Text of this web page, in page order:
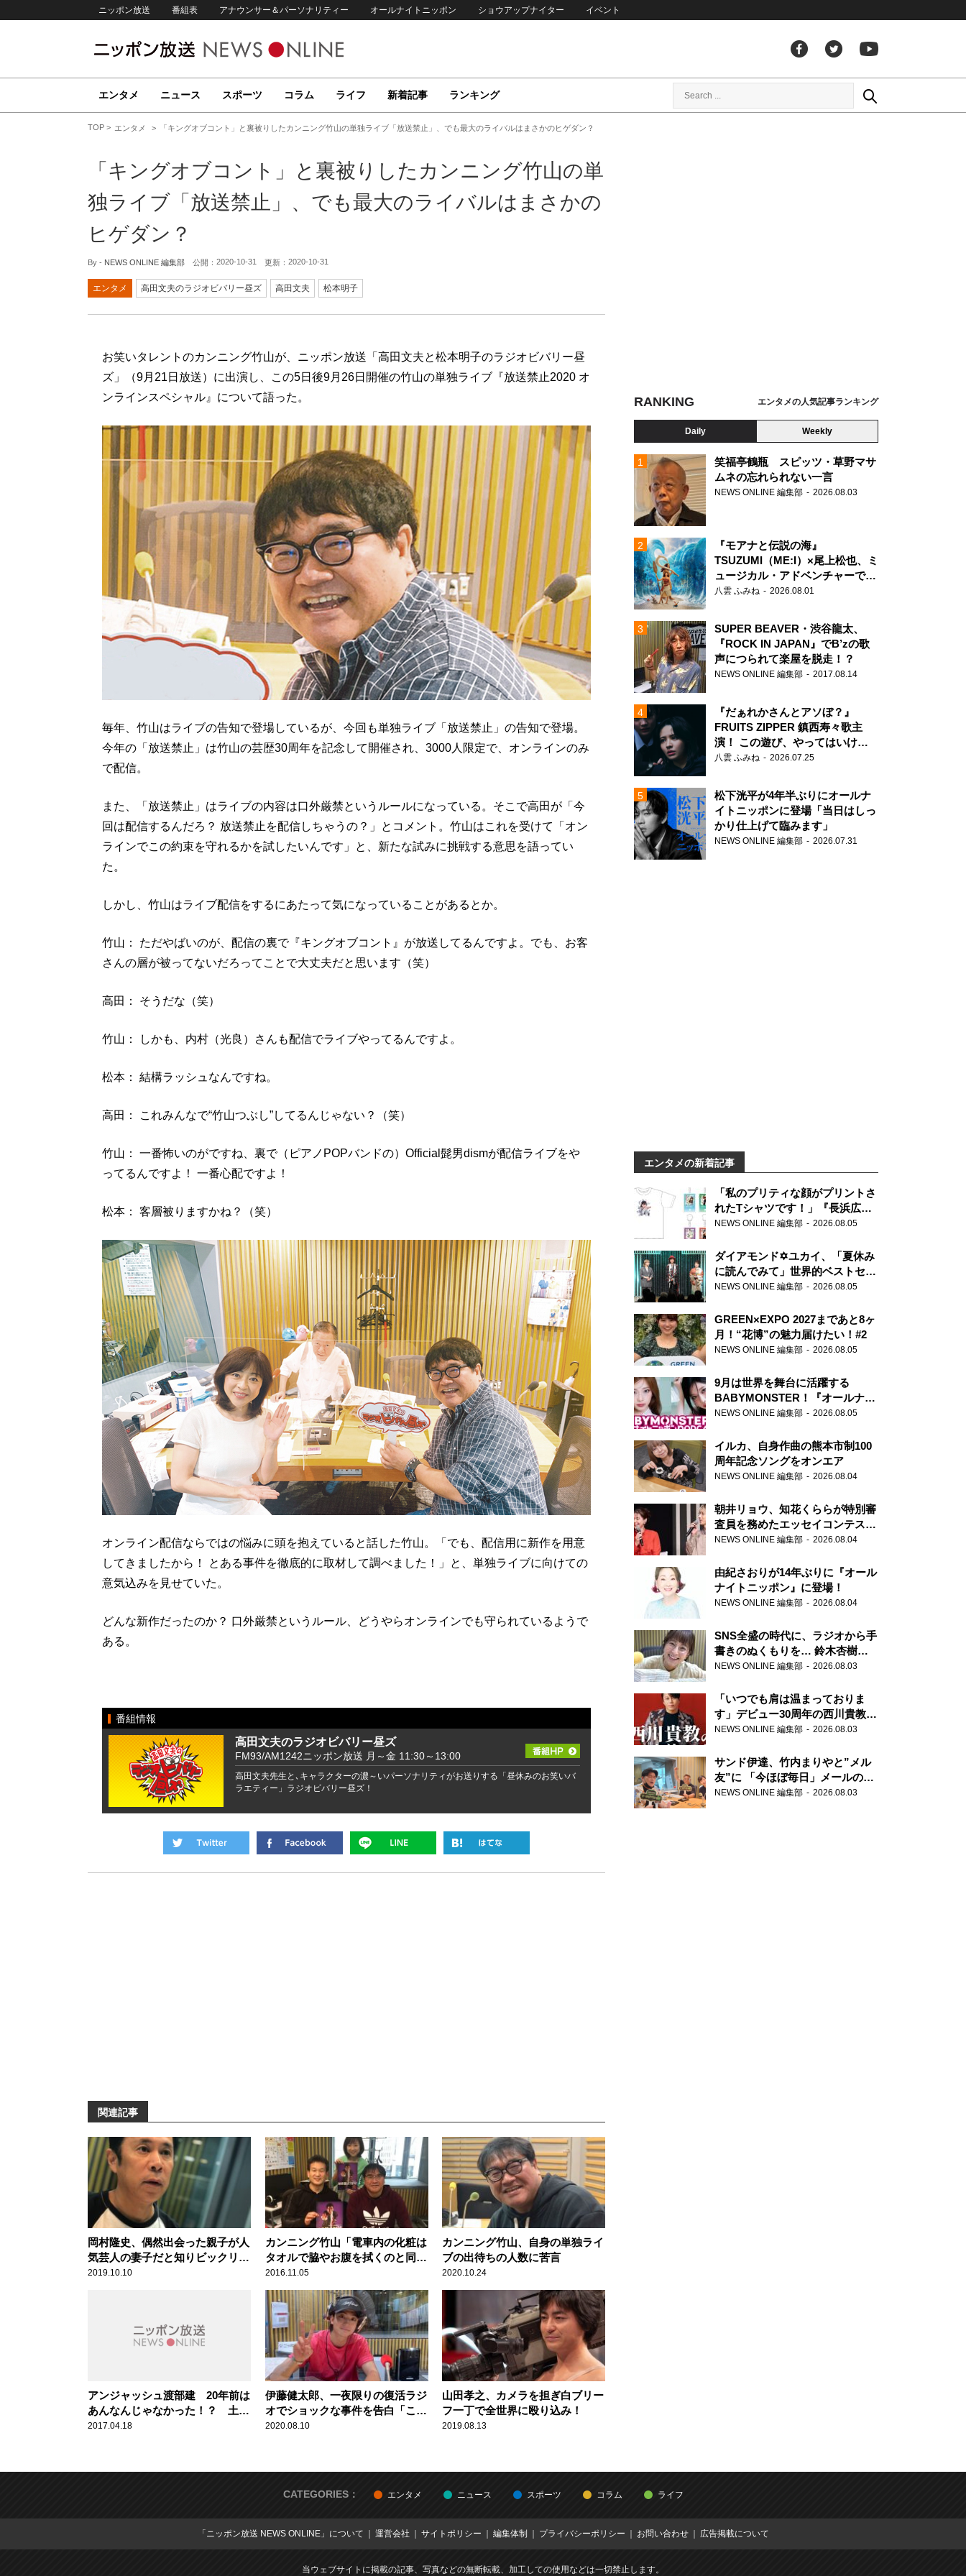
ニッポン放送 番組表 アナウンサー＆パーソナリティー オールナイトニッポン ショウアップナイター イベント
エンタメ ニュース スポーツ コラム ライフ 新着記事 ランキング
TOP エンタメ 「キングオブコント」と裏被りしたカンニング竹山の単独ライブ「放送禁止」、でも最大のライバルはまさかのヒゲダン？
「キングオブコント」と裏被りしたカンニング竹山の単
独ライブ「放送禁止」、でも最大のライバルはまさかの
ヒゲダン？
By - NEWS ONLINE 編集部 公開： 2020-10-31 更新： 2020-10-31
エンタメ 高田文夫のラジオビバリー昼ズ 高田文夫 松本明子
お笑いタレントのカンニング竹山が、ニッポン放送「高田文夫と松本明子のラジオビバリー昼
ズ」（9月21日放送）に出演し、この5日後9月26日開催の竹山の単独ライブ『放送禁止2020 オ
ンラインスペシャル』について語った。
毎年、竹山はライブの告知で登場しているが、今回も単独ライブ「放送禁止」の告知で登場。
今年の「放送禁止」は竹山の芸歴30周年を記念して開催され、3000人限定で、オンラインのみ
で配信。
また、「放送禁止」はライブの内容は口外厳禁というルールになっている。そこで高田が「今
回は配信するんだろ？ 放送禁止を配信しちゃうの？」とコメント。竹山はこれを受けて「オン
ラインでこの約束を守れるかを試したいんです」と、新たな試みに挑戦する意思を語ってい
た。
しかし、竹山はライブ配信をするにあたって気になっていることがあるとか。
竹山： ただやばいのが、配信の裏で『キングオブコント』が放送してるんですよ。でも、お客
さんの層が被ってないだろってことで大丈夫だと思います（笑）
高田： そうだな（笑）
竹山： しかも、内村（光良）さんも配信でライブやってるんですよ。
松本： 結構ラッシュなんですね。
高田： これみんなで“竹山つぶし”してるんじゃない？（笑）
竹山： 一番怖いのがですね、裏で（ピアノPOPバンドの）Official髭男dismが配信ライブをや
ってるんですよ！ 一番心配ですよ！
松本： 客層被りますかね？（笑）
オンライン配信ならではの悩みに頭を抱えていると話した竹山。「でも、配信用に新作を用意
してきましたから！ とある事件を徹底的に取材して調べました！」と、単独ライブに向けての
意気込みを見せていた。
どんな新作だったのか？ 口外厳禁というルール、どうやらオンラインでも守られているようで
ある。
番組情報
高田文夫のラジオビバリー昼ズ
FM93/AM1242ニッポン放送 月～金 11:30～13:00
高田文夫先生と､キャラクターの濃～いパーソナリティがお送りする「昼休みのお笑いバ
ラエティー」ラジオビバリー昼ズ！
関連記事
岡村隆史、偶然出会った親子が人
気芸人の妻子だと知りビックリ！
「愛想よくしといて良かった」
2019.10.10
カンニング竹山「電車内の化粧は
タオルで脇やお腹を拭くのと同
じ？」辛坊治郎ズーム
2016.11.05
カンニング竹山、自身の単独ライ
ブの出待ちの人数に苦言
2020.10.24
アンジャッシュ渡部建 20年前は
あんなんじゃなかった！？ 土田
晃之が明かす
2017.04.18
伊藤健太郎、一夜限りの復活ラジ
オでショックな事件を告白「ここ
数年で一番くらった」
2020.08.10
山田孝之、カメラを担ぎ白ブリー
フ一丁で全世界に殴り込み！
2019.08.13
RANKING エンタメの人気記事ランキング
Daily Weekly
笑福亭鶴瓶 スピッツ・草野マサ
ムネの忘れられない一言
NEWS ONLINE 編集部 2026.08.03
『モアナと伝説の海』
TSUZUMI（ME:I）×尾上松也、ミ
ュージカル・アドベンチャーで美
声を響かせる
八雲 ふみね 2026.08.01
SUPER BEAVER・渋谷龍太、
『ROCK IN JAPAN』でB’zの歌
声につられて楽屋を脱走！？
NEWS ONLINE 編集部 2017.08.14
『だぁれかさんとアソぼ？』
FRUITS ZIPPER 鎮西寿々歌主
演！ この遊び、やってはいけま
せん。
八雲 ふみね 2026.07.25
松下洸平が4年半ぶりにオールナ
イトニッポンに登場「当日はしっ
かり仕上げて臨みます」
NEWS ONLINE 編集部 2026.07.31
エンタメの新着記事
「私のプリティな顔がプリントさ
れたTシャツです！」『長浜広奈
天下無双』初の番組グッズ発売
NEWS ONLINE 編集部 2026.08.05
ダイアモンド✡ユカイ、「夏休み
に読んでみて」世界的ベストセラ
ー『アナスタシア』を紹介
NEWS ONLINE 編集部 2026.08.05
GREEN×EXPO 2027まであと8ヶ
月！“花博”の魅力届けたい！#2
NEWS ONLINE 編集部 2026.08.05
9月は世界を舞台に活躍する
BABYMONSTER！『オールナイ
トニッポンPODCAST』月替わり
NEWS ONLINE 編集部 2026.08.05
イルカ、自身作曲の熊本市制100
周年記念ソングをオンエア
NEWS ONLINE 編集部 2026.08.04
朝井リョウ、知花くららが特別審
査員を務めたエッセイコンテスト
の特別番組「#いまあなたに伝え
NEWS ONLINE 編集部 2026.08.04
由紀さおりが14年ぶりに『オール
ナイトニッポン』に登場！
NEWS ONLINE 編集部 2026.08.04
SNS全盛の時代に、ラジオから手
書きのぬくもりを… 鈴木杏樹の
直筆はがきが届く！
郵便局
NEWS ONLINE 編集部 2026.08.03
「いつでも肩は温まっておりま
す」デビュー30周年の西川貴教が
『オールナイトニッポン』に登
NEWS ONLINE 編集部 2026.08.03
サンド伊達、竹内まりやと”メル
友”に 「今ほぼ毎日」メールのや
り取り明かす
NEWS ONLINE 編集部 2026.08.03
CATEGORIES： エンタメ ニュース スポーツ コラム ライフ
「ニッポン放送 NEWS ONLINE」について 運営会社 サイトポリシー 編集体制 プライバシーポリシー お問い合わせ 広告掲載について
当ウェブサイトに掲載の記事、写真などの無断転載、加工しての使用などは一切禁止します。